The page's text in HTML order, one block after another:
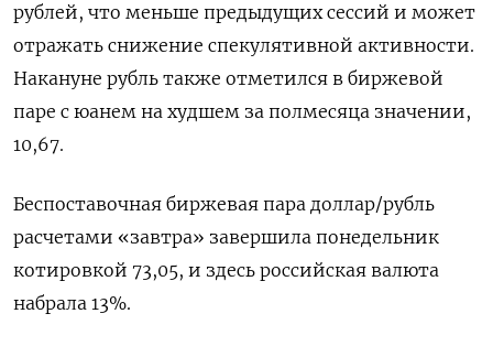
рублей, ​что меньше предыдущих сессий и может
отражать снижение спекулятивной активности.
Накануне рубль также отметился в биржевой
паре с юанем на ‌худшем за полмесяца значении,
10,67.
Беспоставочная биржевая пара доллар/рубль
расчетами «завтра» завершила понедельник
котировкой 73,05, и здесь российская валюта
набрала 13%.